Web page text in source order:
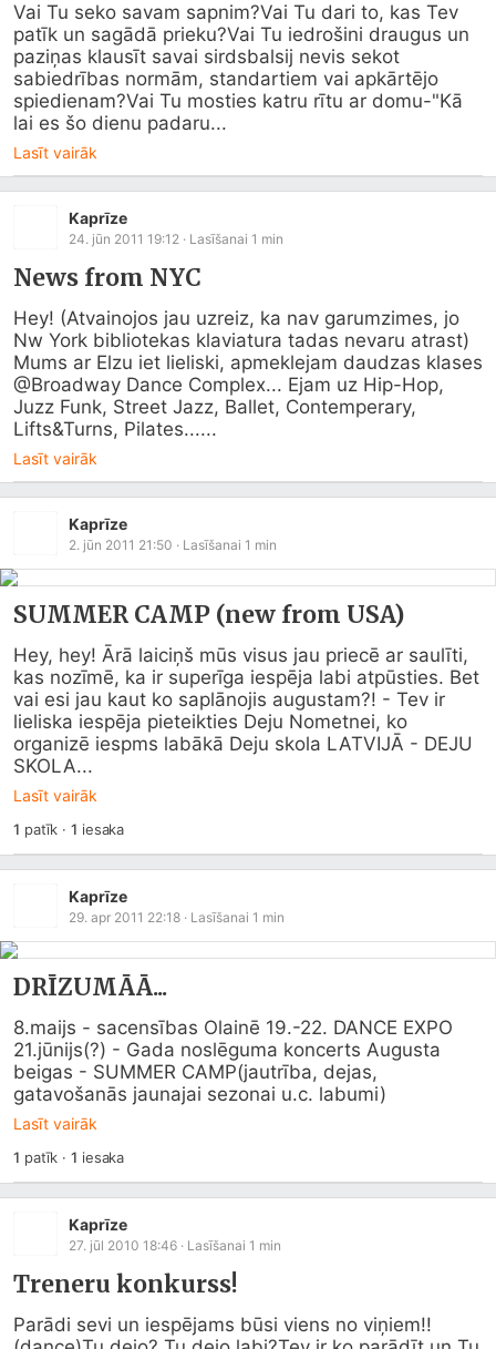
Vai Tu seko savam sapnim?Vai Tu dari to, kas Tev
patīk un sagādā prieku?Vai Tu iedrošini draugus un
paziņas klausīt savai sirdsbalsij nevis sekot
sabiedrības normām, standartiem vai apkārtējo
spiedienam?Vai Tu mosties katru rītu ar domu-"Kā
lai es šo dienu padaru...
Lasīt vairāk
Kaprīze
24. jūn 2011 19:12 · Lasīšanai 1 min
News from NYC
Hey! (Atvainojos jau uzreiz, ka nav garumzimes, jo
Nw York bibliotekas klaviatura tadas nevaru atrast)
Mums ar Elzu iet lieliski, apmeklejam daudzas klases
@Broadway Dance Complex... Ejam uz Hip-Hop,
Juzz Funk, Street Jazz, Ballet, Contemperary,
Lifts&Turns, Pilates......
Lasīt vairāk
Kaprīze
2. jūn 2011 21:50 · Lasīšanai 1 min
SUMMER CAMP (new from USA)
Hey, hey! Ārā laiciņš mūs visus jau priecē ar saulīti,
kas nozīmē, ka ir superīga iespēja labi atpūsties. Bet
vai esi jau kaut ko saplānojis augustam?! - Tev ir
lieliska iespēja pieteikties Deju Nometnei, ko
organizē iespms labākā Deju skola LATVIJĀ - DEJU
SKOLA...
Lasīt vairāk
1 patīk ·1 iesaka
Kaprīze
29. apr 2011 22:18 · Lasīšanai 1 min
DRĪZUMĀĀ...
8.maijs - sacensības Olainē 19.-22. DANCE EXPO
21.jūnijs(?) - Gada noslēguma koncerts Augusta
beigas - SUMMER CAMP(jautrība, dejas,
gatavošanās jaunajai sezonai u.c. labumi)
Lasīt vairāk
1 patīk ·1 iesaka
Kaprīze
27. jūl 2010 18:46 · Lasīšanai 1 min
Treneru konkurss!
Parādi sevi un iespējams būsi viens no viņiem!!